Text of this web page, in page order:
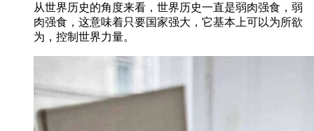
从世界历史的角度来看，世界历史一直是弱肉强食，弱
肉强食，这意味着只要国家强大，它基本上可以为所欲
为，控制世界力量。